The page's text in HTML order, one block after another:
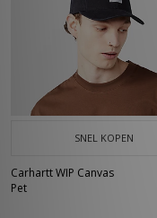
SNEL KOPEN
Carhartt WIP Canvas
Pet